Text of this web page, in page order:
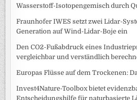
Wasserstoff-Isotopengemisch durch
Fraunhofer IWES setzt zwei Lidar-
Generation auf Wind-Lidar-Boje ein
Den CO2-Fußabdruck eines
vergleichbar und verständlich
Europas Flüsse auf dem Trockenen:
Invest4Nature-Toolbox bietet
Entscheidungshilfe für naturbasierte